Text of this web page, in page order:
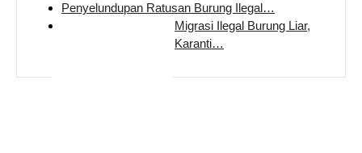
Penyelundupan Ratusan Burung Ilegal…
Migrasi Ilegal Burung Liar,
Karanti…